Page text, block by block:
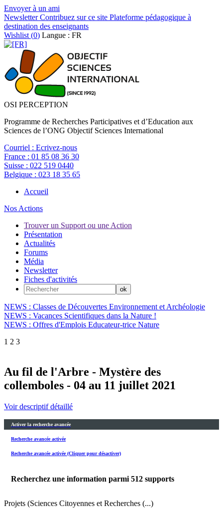
Envoyer à un ami
NewsletterContribuez sur ce site Plateforme pédagogique à
destination des enseignants
Wishlist (0) Langue : FR
OSI PERCEPTION
Programme de Recherches Participatives et d’Education aux
Sciences de l’ONG Objectif Sciences International
Courriel : Ecrivez-nous
France : 01 85 08 36 30
Suisse : 022 519 0440
Belgique : 023 18 35 65
Accueil
Nos Actions
Trouver un Support ou une Action
Présentation
Actualités
Forums
Média
Newsletter
Fiches d'activités
NEWS : Classes de Découvertes Environnement et Archéologie
NEWS : Vacances Scientifiques dans la Nature !
NEWS : Offres d'Emplois Educateur-trice Nature
1 2 3
Au fil de l'Arbre - Mystère des
collemboles - 04 au 11 juillet 2021
Voir descriptif détaillé
Activer la recherche avancée
Recherche avancée activée
Recherche avancée activée (Cliquer pour désactiver)
Recherchez une information parmi 512 supports
Projets (Sciences Citoyennes et Recherches (...)